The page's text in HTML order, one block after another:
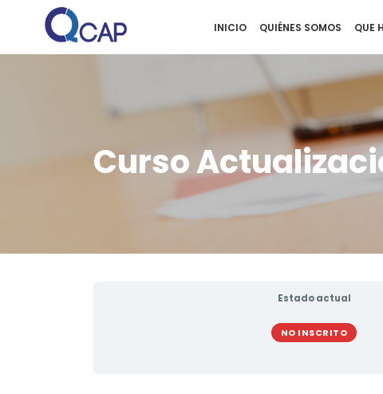
INICIO QUIÉNES SOMOS QUE
Curso
Estado actual
NO INSCRITO